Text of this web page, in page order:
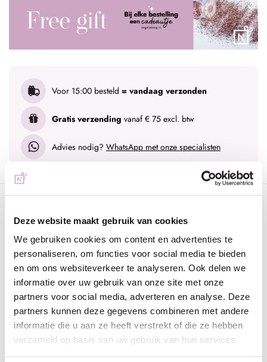
Deze website maakt gebruik van cookies
We gebruiken cookies om content en advertenties te
personaliseren, om functies voor social media te bieden
en om ons websiteverkeer te analyseren. Ook delen we
informatie over uw gebruik van onze site met onze
partners voor social media, adverteren en analyse. Deze
partners kunnen deze gegevens combineren met andere
informatie die u aan ze heeft verstrekt of die ze hebben
verzameld op basis van uw gebruik van hun services.
Voor 15:00 besteld = vandaag verzonden
Gratis verzending vanaf € 75 excl. btw
Advies nodig? WhatsApp met onze specialisten
Super Mirror Pigment SM04 | Urban Nails
Prachtige pigmenten om het mooiste mirror effect te verkrijgen.
Mirrordesigns zijn helemaal hot en Urban Nails heeft een
prachtige collectie. Lees onderstaande tips en doorloop de
volgende stappen voor het ultieme chrome-effect.
Werkwijze voor mooiste chrome-effect nagels:
- Maak een gekleurde basis;
- Breng de High Shine aan en hard deze uit; (2 minuten UV en